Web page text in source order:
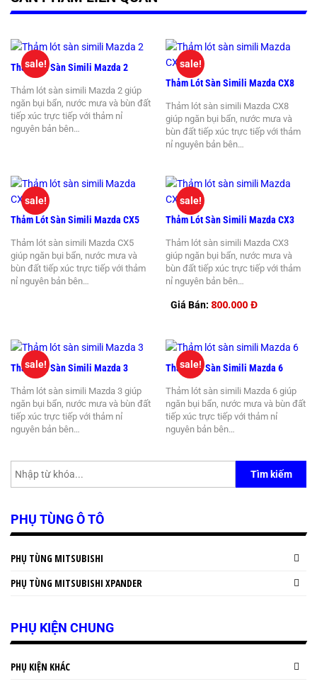
Thảm Lót Sàn Simili Mazda 2
Thảm lót sàn simili Mazda 2 giúp
ngăn bụi bẩn, nước mưa và bùn đất
tiếp xúc trực tiếp với thảm nỉ
nguyên bản bên…
sale!
Thảm Lót Sàn Simili Mazda CX8
Thảm lót sàn simili Mazda CX8
giúp ngăn bụi bẩn, nước mưa và
bùn đất tiếp xúc trực tiếp với thảm
nỉ nguyên bản bên…
sale!
Thảm Lót Sàn Simili Mazda CX5
Thảm lót sàn simili Mazda CX5
giúp ngăn bụi bẩn, nước mưa và
bùn đất tiếp xúc trực tiếp với thảm
nỉ nguyên bản bên…
sale!
Thảm Lót Sàn Simili Mazda CX3
Thảm lót sàn simili Mazda CX3
giúp ngăn bụi bẩn, nước mưa và
bùn đất tiếp xúc trực tiếp với thảm
nỉ nguyên bản bên…
Giá Bán: 800.000 Đ
sale!
Thảm Lót Sàn Simili Mazda 3
Thảm lót sàn simili Mazda 3 giúp
ngăn bụi bẩn, nước mưa và bùn đất
tiếp xúc trực tiếp với thảm nỉ
nguyên bản bên…
sale! Thảm Lót Sàn Simili Mazda 6
Thảm lót sàn simili Mazda 6 giúp
ngăn bụi bẩn, nước mưa và bùn đất
tiếp xúc trực tiếp với thảm nỉ
nguyên bản bên…
sale!
Tìm kiếm
PHỤ TÙNG Ô TÔ
PHỤ TÙNG MITSUBISHI
PHỤ TÙNG MITSUBISHI XPANDER
PHỤ KIỆN CHUNG
PHỤ KIỆN KHÁC